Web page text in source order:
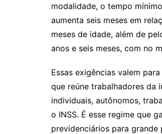
modalidade, o tempo
aumenta seis meses em
meses de idade, além de
anos e seis meses, com no
Essas exigências valem
que reúne trabalhadores da
individuais, autônomos,
o INSS. É esse regime que
previdenciários para